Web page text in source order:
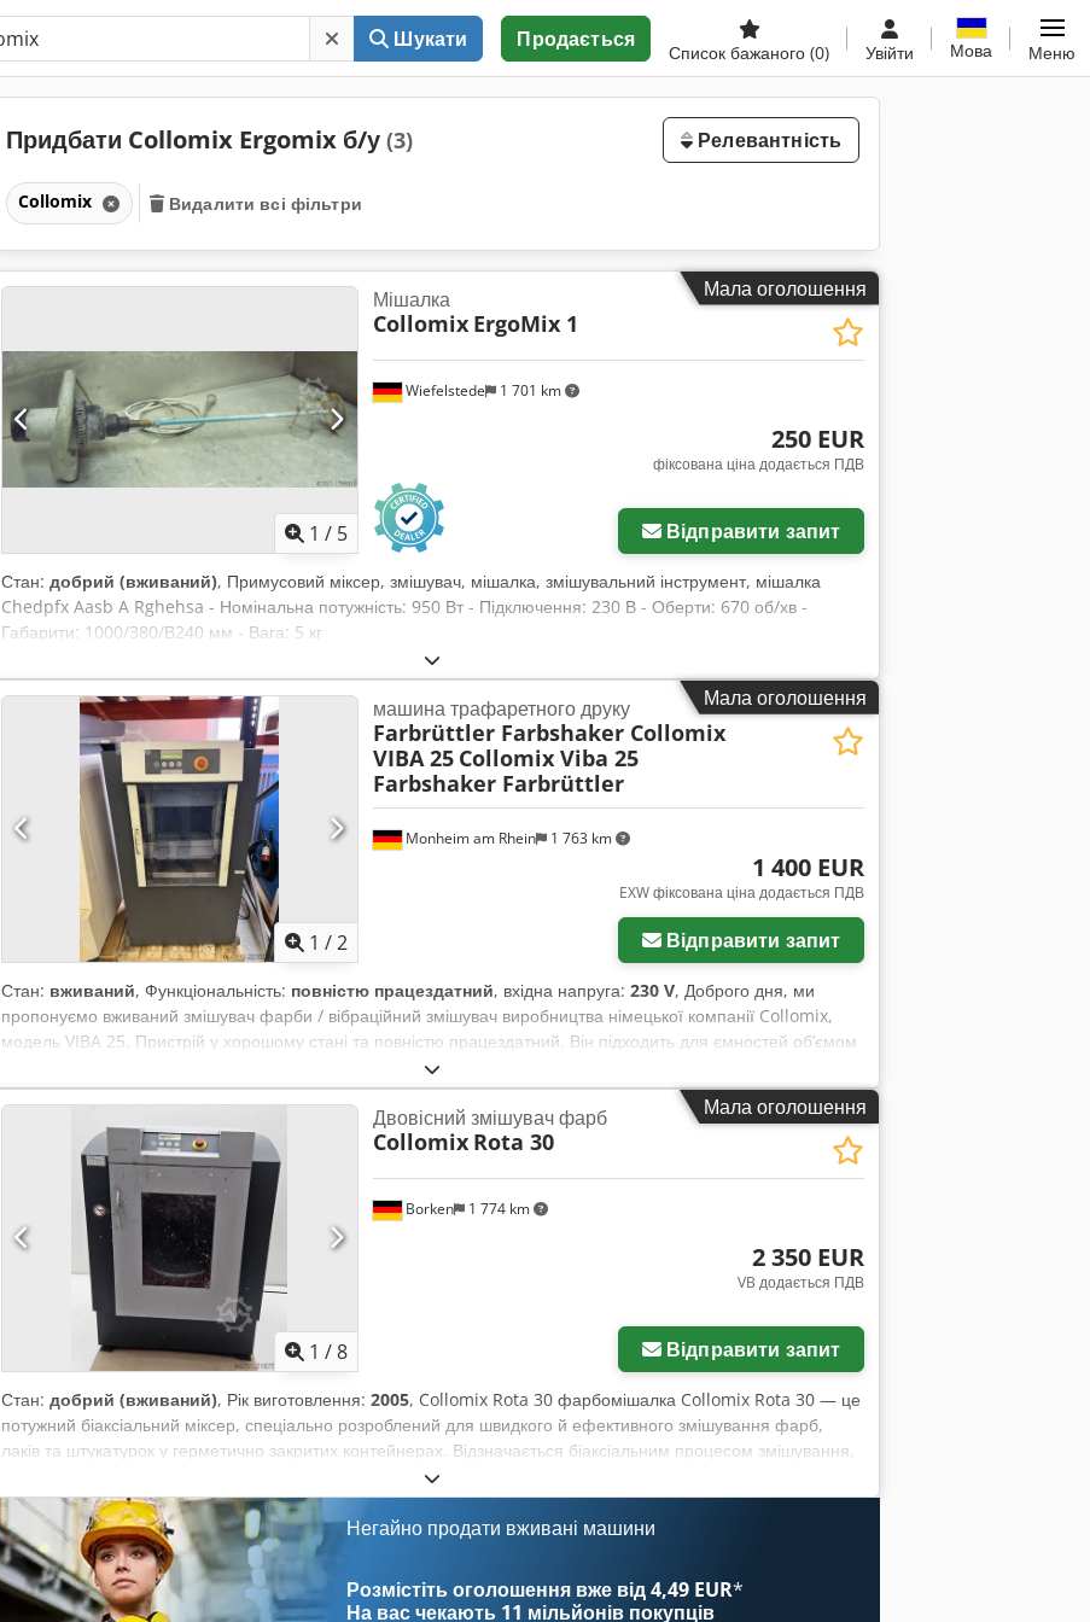
Шукати Продається
Список бажаного (0) Увійти Мова Меню
Придбати Collomix Ergomix б/у (3) Релевантність
Collomix Видалити всі фільтри
Мала оголошення
1 / 5
Wiefelstede 1 701 km
Мішалка
Collomix ErgoMix 1
250 EUR
фіксована ціна додається ПДВ
Відправити запит
Стан: добрий (вживаний), Примусовий міксер, змішувач, мішалка, змішувальний інструмент, мішалка
Chedpfx Aasb A Rghehsa - Номінальна потужність: 950 Вт - Підключення: 230 В - Оберти: 670 об/хв -
Габарити: 1000/380/В240 мм - Вага: 5 кг
Мала оголошення
Запросити більше
1 /2
Monheim am Rhein 1 763 km
машина трафаретного друку
Farbrüttler Farbshaker Collomix
VIBA 25 Collomix Viba 25
Farbshaker Farbrüttler
1 400 EUR
EXW фіксована ціна додається ПДВ
Відправити запит
Стан: вживаний, Функціональність: повністю працездатний, вхідна напруга: 230 V, Доброго дня, ми
пропонуємо вживаний змішувач фарби / вібраційний змішувач виробництва німецької компанії Collomix,
модель VIBA 25. Пристрій у хорошому стані та повністю працездатний. Він підходить для ємностей об’ємом
до 25 кг. Завдяки вібрації фарба приходить у рух і ідеально перемішується. Ми використовували цей
пристрій для змішування фарб для трафаретного друку. Однак його також можна використовувати для
широкого спектру фарб і лаків. За допомогою кнопок можна вибрати попередньо встановлений час
змішування: 1, 2 або 3 хвилини. Наразі пристрій знаходиться на нашому складі в місті 93476 Блайбах,
Баварія. Якщо у вас виникли запитання, будь ласка, напишіть нам. Cjdozmcqispfx Aahsha
Мала оголошення
1 /8
Borken 1 774 km
Двовісний змішувач фарб
Collomix Rota 30
2 350 EUR
VB додається ПДВ
Відправити запит
Стан: добрий (вживаний), Рік виготовлення: 2005, Collomix Rota 30 фарбомішалка Collomix Rota 30 — це
потужний біаксіальний міксер, спеціально розроблений для швидкого й ефективного змішування фарб,
лаків та штукатурок у герметично закритих контейнерах. Відзначається біаксіальним процесом змішування,
під час якого ємність обертається одночасно навколо двох осей, що дозволяє досягати часу змішування
менш ніж 90 секунд навіть для важких матеріалів. Функції та ергономіка Автоматичне затискання: Після
встановлення змішувана ємність автоматично фіксується й центрується. Система безпеки: Вбудований
замок безпеки дверей і аварійна кнопка; двері відчиняються лише після повної зупинки мішальної
установки. Зручність експлуатації: Оснащений висувними роликами і регульованими по висоті опорами для
простої установки агрегату. Довговічність: Інтегрований механізм "Splash Guard" захищає привідні
Негайно продати вживані машини
Розмістіть оголошення вже від 4,49 EUR*
На вас чекають 11 мільйонів покупців